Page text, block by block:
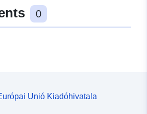
0
Unió Kiadóhivatala